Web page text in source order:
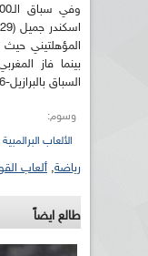
بينما فاز
السباق بالبرازيل-2016) بمجموعته في 48ثا و52ج.
وسوم:
الألعاب البرالمبية
رياضة, ألعاب
طالع ايضاً